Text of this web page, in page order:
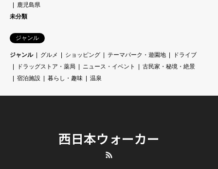
鹿児島県
未分類
ジャンル
ジャンル グルメ ショッピング テーマパーク・遊園地
ドライブ
ドラッグストア・薬局
ニュース・イベント
古民家・秘境・絶景
宿泊施設
暮らし・趣味 温泉
西日本ウォーカー